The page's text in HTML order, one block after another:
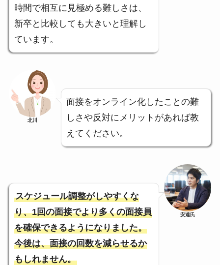
時間で相互に見極める難しさは、
新卒と比較しても大きいと理解し
ています。
北川
面接をオンライン化したことの難
しさや反対にメリットがあれば教
えてください。
スケジュール調整がしやすくな
り、1回の面接でより多くの面接員
を確保できるようになりました。
今後は、面接の回数を減らせるか
もしれません。
安達氏